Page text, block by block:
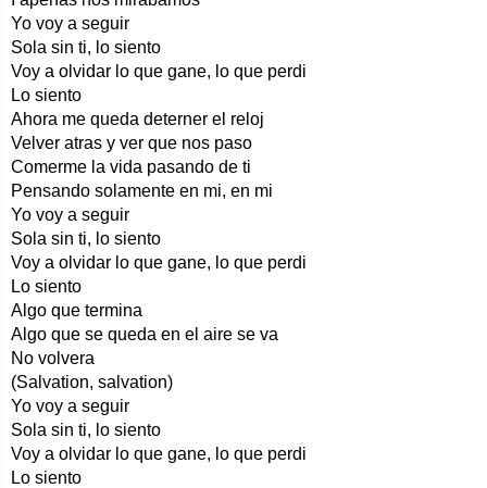
Yo voy a seguir
Sola sin ti, lo siento
Voy a olvidar lo que gane, lo que perdi
Lo siento
Ahora me queda deterner el reloj
Velver atras y ver que nos paso
Comerme la vida pasando de ti
Pensando solamente en mi, en mi
Yo voy a seguir
Sola sin ti, lo siento
Voy a olvidar lo que gane, lo que perdi
Lo siento
Algo que termina
Algo que se queda en el aire se va
No volvera
(Salvation, salvation)
Yo voy a seguir
Sola sin ti, lo siento
Voy a olvidar lo que gane, lo que perdi
Lo siento